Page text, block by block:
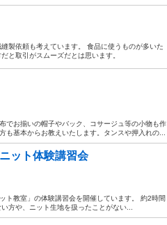
製依頼も考えています。 食品に使うものが多いた
と取引がスムーズだとは思います。
でお揃いの帽子やバック、コサージュ等の小物も作
基本からお教えいたします。タンスや押入れの...
ット体験講習会
ト教室」の体験講習会を開催しています。 約2時間
方や、ニット生地を扱ったことがない...